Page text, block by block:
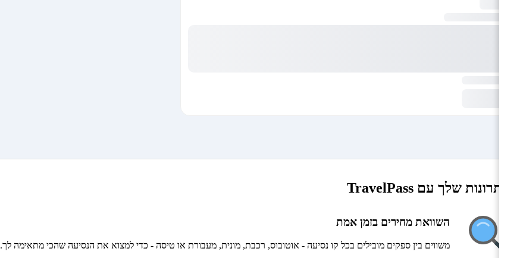
היתרונות שלך עם TravelPass
השוואת מחירים בזמן אמת
משווים בין ספקים מובילים בכל קו נסיעה - אוטובוס, רכבת, מונית, מעבורת או טיסה - כדי למצוא את הנסיעה שהכי מתאימה לך.